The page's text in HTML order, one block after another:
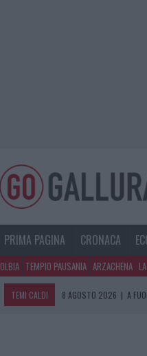
PRIMA PAGINA CRONACA
OLBIA TEMPIO PAUSANIA ARZACHENA
TEMI CALDI 8 AGOSTO 2026 | A